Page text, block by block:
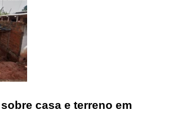
casa e terreno em